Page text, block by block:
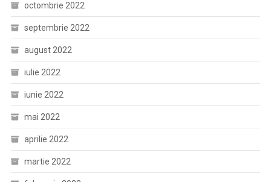
octombrie 2022
septembrie 2022
august 2022
iulie 2022
iunie 2022
mai 2022
aprilie 2022
martie 2022